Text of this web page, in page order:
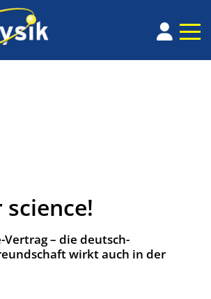
Vertrag – die deutsch-
wirkt auch in der